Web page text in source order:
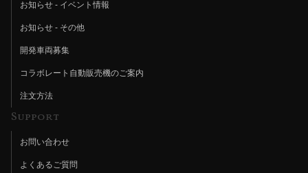
お知らせ - イベント情報
お知らせ - その他
開発車両募集
コラボレート自動販売機のご案内
注文方法
Support
お問い合わせ
よくあるご質問